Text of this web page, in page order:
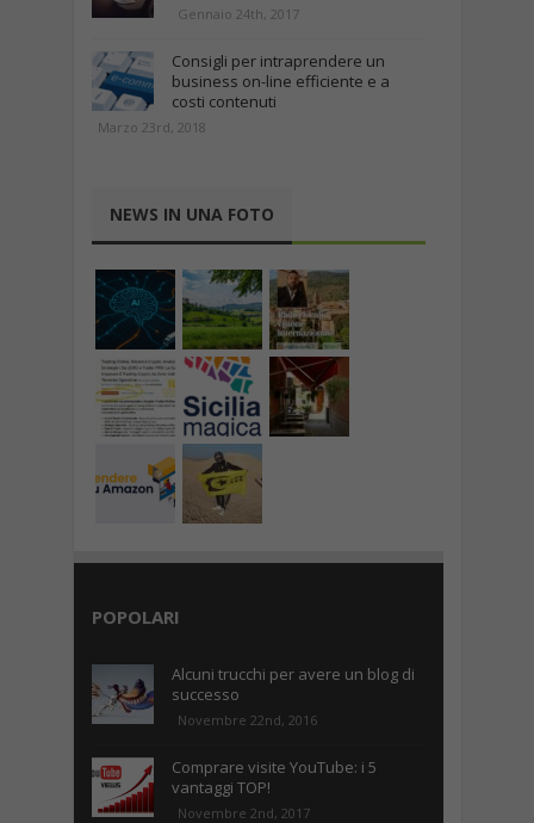
Gennaio 24th, 2017
Consigli per intraprendere un
business on-line efficiente e a
costi contenuti
Marzo 23rd, 2018
NEWS IN UNA FOTO
POPOLARI
Alcuni trucchi per avere un blog di
successo
Novembre 22nd, 2016
Comprare visite YouTube: i 5
vantaggi TOP!
Novembre 2nd, 2017